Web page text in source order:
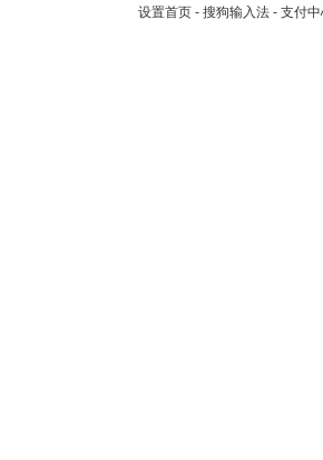
设置首页 - 搜狗输入法 - 支付